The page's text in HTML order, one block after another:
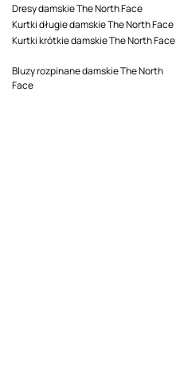
Dresy damskie The North Face
Kurtki długie damskie The North Face
Kurtki krótkie damskie The North Face
Bluzy rozpinane damskie The North
Face